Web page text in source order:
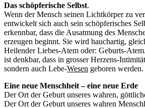
Das schöpferische Selbst.
Wenn der Mensch seinen Lichtkörper zu
entwickelt sich auch sein schöpferisches
erkennbar, dass die Ausatmung des
erzeugen beginnt. Sie wird hauchartig,
Heilender Liebes-Atem oder: Geburts-
ist denkbar, dass in grosser Herzens-
sondern auch Lebe-Wesen geboren werden.
Eine neue Menschheit – eine neue Erde
Der Ort der Geburt unseres wahren,
Der Ort der Geburt unseres wahren